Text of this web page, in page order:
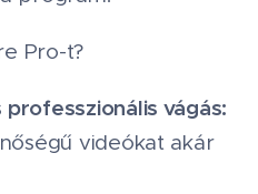
Pro-t?
vágás:
videókat akár